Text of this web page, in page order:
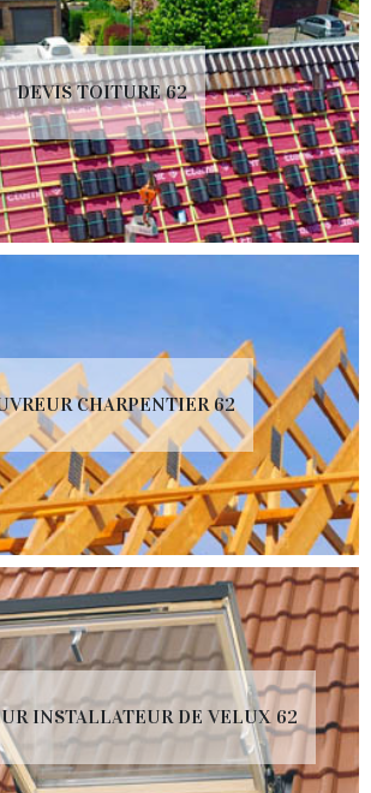
DEVIS TOITURE 62
CHARPENTIER 62
INSTALLATEUR DE VELUX 62